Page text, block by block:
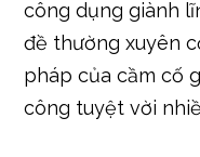
công dụng giành
đề thường xuyên
pháp của cầm cố
công tuyệt vời